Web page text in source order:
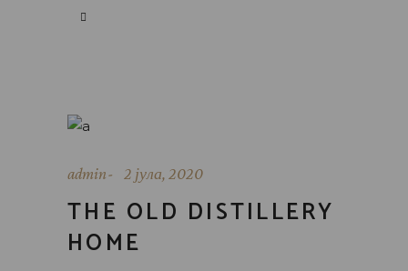
admin 2 јула, 2020
THE OLD DISTILLERY
HOME